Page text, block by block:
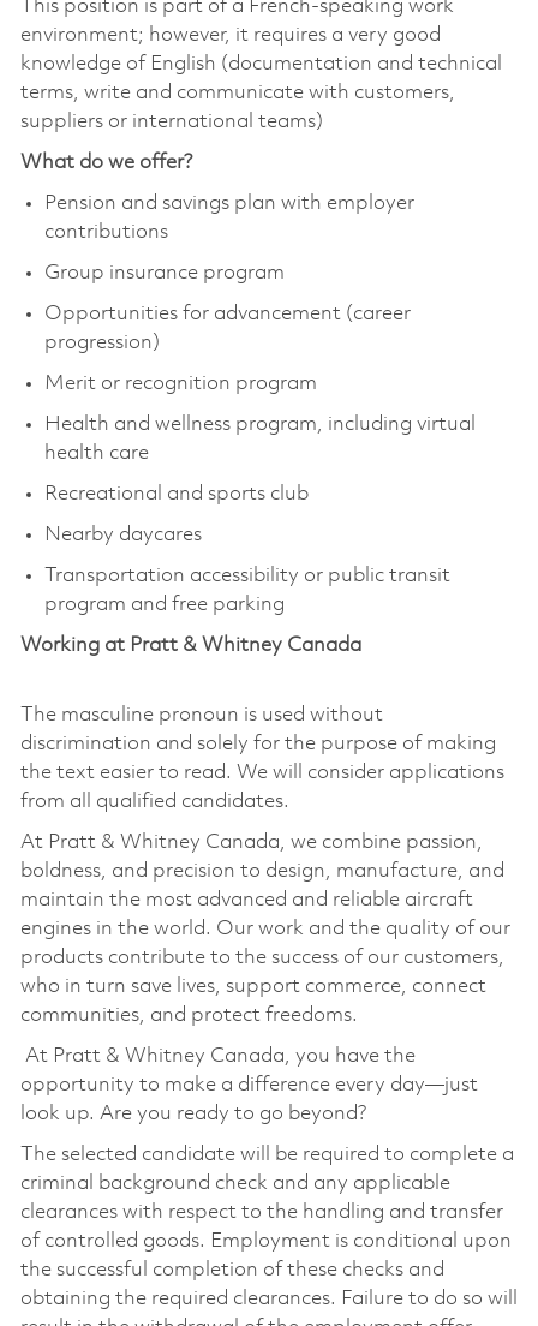
This position is part of a French-speaking work
environment; however, it requires a very good
knowledge of English (documentation and technical
terms, write and communicate with customers,
suppliers or international teams)
What do we offer?
Pension and savings plan with employer
contributions
Group insurance program
Opportunities for advancement (career
progression)
Merit or recognition program
Health and wellness program, including virtual
health care
Recreational and sports club
Nearby daycares
Transportation accessibility or public transit
program and free parking
Working at Pratt & Whitney Canada
The masculine pronoun is used without
discrimination and solely for the purpose of making
the text easier to read. We will consider applications
from all qualified candidates.
At Pratt & Whitney Canada, we combine passion,
boldness, and precision to design, manufacture, and
maintain the most advanced and reliable aircraft
engines in the world. Our work and the quality of our
products contribute to the success of our customers,
who in turn save lives, support commerce, connect
communities, and protect freedoms.
At Pratt & Whitney Canada, you have the
opportunity to make a difference every day—just
look up. Are you ready to go beyond?
The selected candidate will be required to complete a
criminal background check and any applicable
clearances with respect to the handling and transfer
of controlled goods. Employment is conditional upon
the successful completion of these checks and
obtaining the required clearances. Failure to do so will